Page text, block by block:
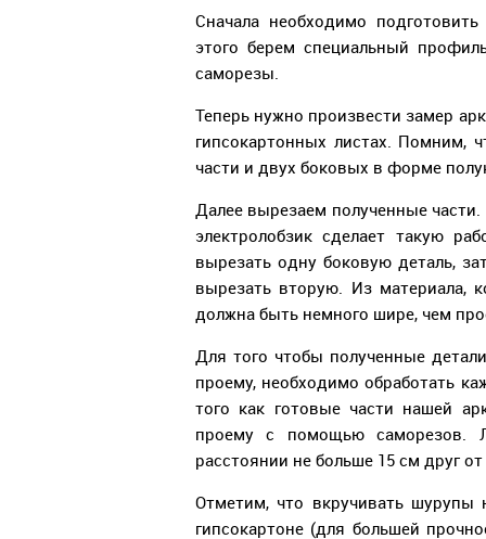
Сначала необходимо
этого берем специальный
саморезы.
Теперь нужно произвести замер
гипсокартонных листах. Помним,
части и двух боковых в форме
Далее вырезаем полученные
электролобзик сделает такую
вырезать одну боковую деталь,
вырезать вторую. Из материала,
должна быть немного шире, чем
Для того чтобы полученные
проему, необходимо обработать
того как готовые части нашей
проему с помощью саморезов.
расстоянии не больше 15 см друг от
Отметим, что вкручивать шурупы
гипсокартоне (для большей